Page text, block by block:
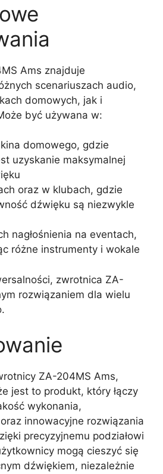
Ams znajduje
scenariuszach audio,
domowych, jak i
być używana w:
domowego, gdzie
uzyskanie maksymalnej
oraz w klubach, gdzie
dźwięku są niezwykle
nagłośnienia na eventach,
różne instrumenty i wokale
zwrotnica ZA-
rozwiązaniem dla wielu
ZA-204MS Ams,
jest to produkt, który łączy
wykonania,
innowacyjne rozwiązania
precyzyjnemu podziałowi
mogą cieszyć się
dźwiękiem, niezależnie